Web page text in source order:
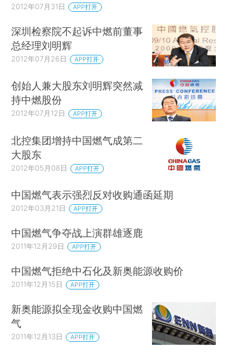
2012年07月31日 APP打开
深圳检察院不起诉中燃前董事
总经理刘明辉
2012年07月26日 APP打开
创始人兼大股东刘明辉突然减
持中燃股份
2012年07月12日 APP打开
北控集团增持中国燃气成第二
大股东
2012年05月08日 APP打开
中国燃气表示强烈反对收购通函延期
2012年03月21日 APP打开
中国燃气争夺战上演群雄逐鹿
2011年12月29日 APP打开
中国燃气拒绝中石化及新奥能源收购价
2011年12月15日 APP打开
新奥能源拟全现金收购中国燃
气
2011年12月13日 APP打开